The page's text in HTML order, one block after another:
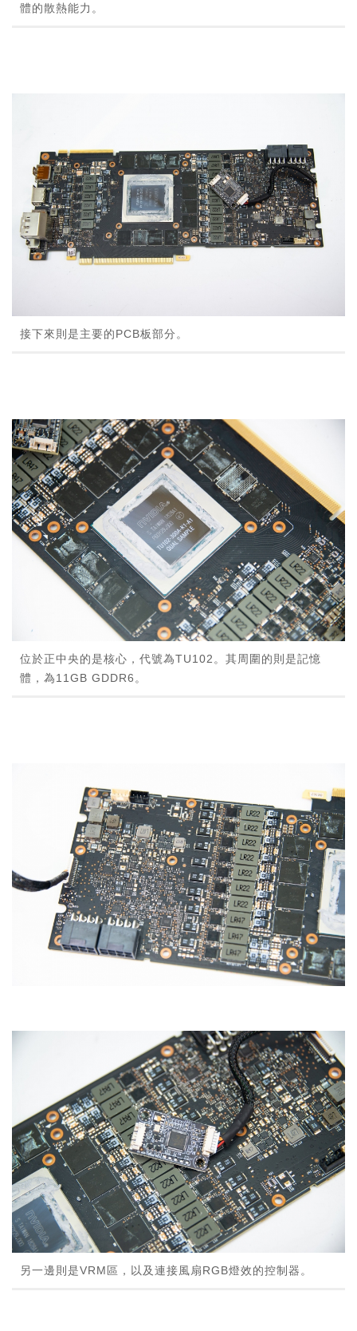
體的散熱能力。
接下來則是主要的PCB板部分。
位於正中央的是核心，代號為TU102。其周圍的則是記憶
體，為11GB GDDR6。
另一邊則是VRM區，以及連接風扇RGB燈效的控制器。